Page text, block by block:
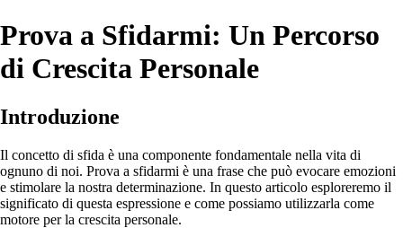
Prova a Sfidarmi: Un Percorso
di Crescita Personale
Introduzione
Il concetto di sfida è una componente fondamentale nella vita di
ognuno di noi. Prova a sfidarmi è una frase che può evocare emozioni
e stimolare la nostra determinazione. In questo articolo esploreremo il
significato di questa espressione e come possiamo utilizzarla come
motore per la crescita personale.